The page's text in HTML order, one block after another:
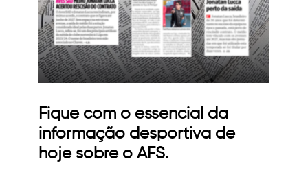
Fique com o essencial da
informação desportiva de
hoje sobre o AFS.